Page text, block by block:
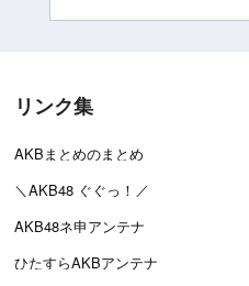
リンク集
AKBまとめのまとめ
＼AKB48 ぐぐっ！／
AKB48ネ申アンテナ
ひたすらAKBアンテナ